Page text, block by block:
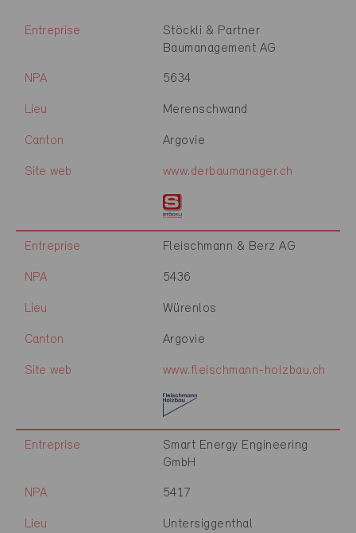
Entreprise
Stöckli & Partner
Baumanagement AG
NPA 5634
Lieu Merenschwand
Canton Argovie
Site web www.derbaumanager.ch
Entreprise Fleischmann & Berz AG
NPA 5436
Lieu Würenlos
Canton Argovie
Site web www.fleischmann-holzbau.ch
Entreprise
Smart Energy Engineering
GmbH
NPA 5417
Lieu Untersiggenthal